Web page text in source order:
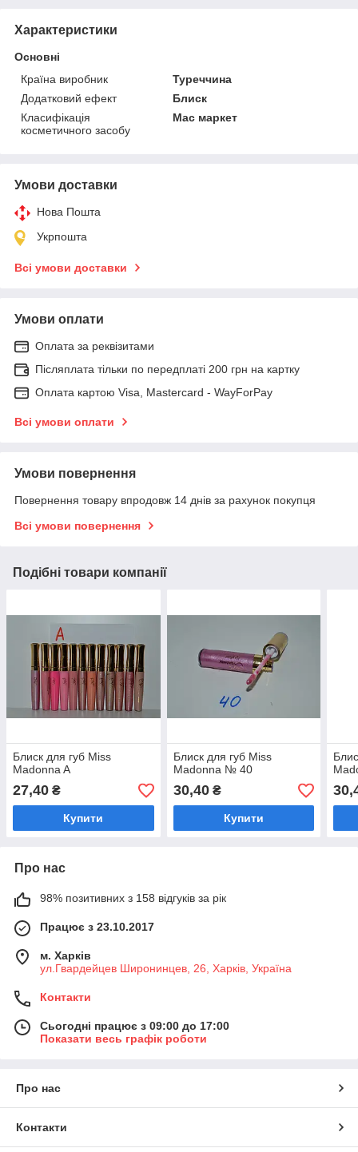
Характеристики
Основні
Країна виробник
Туреччина
Додатковий ефект
Блиск
Класифікація
косметичного засобу
Мас маркет
Умови доставки
Нова Пошта
Укрпошта
Всі умови доставки
Умови оплати
Оплата за реквізитами
Післяплата тільки по передплаті 200 грн на картку
Оплата картою Visa, Mastercard - WayForPay
Всі умови оплати
Умови повернення
Повернення товару впродовж 14 днів за рахунок покупця
Всі умови повернення
Подібні товари компанії
Блиск для губ Miss
Madonna A
27,40 ₴
Купити
Блиск для губ Miss
Madonna № 40
30,40₴
Купити
Про нас
98% позитивних з 158 відгуків за рік
Працює з 23.10.2017
м. Харків
ул.Гвардейцев Широнинцев, 26, Харків, Україна
Контакти
Сьогодні працює з 09:00 до 17:00
Показати весь графік роботи
Про нас
Контакти